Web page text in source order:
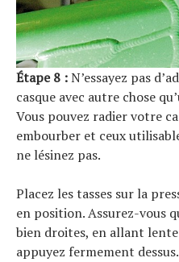
Étape 8 :N’essayez pas
casque avec autre chose
Vous pouvez radier votre
embourber et ceux
ne lésinez pas.
Placez les tasses sur la
en position. Assurez-vous
bien droites, en allant
appuyez fermement dessus.